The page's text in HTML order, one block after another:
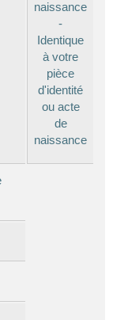
naissance
-
Identique
à votre
pièce
d'identité
ou acte
de
naissance